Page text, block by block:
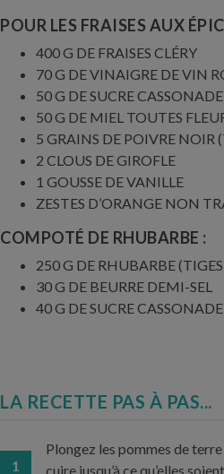
POUR LES FRAISES AUX
400 G DE FRAISES CLÉRY
70 G DE VINAIGRE DE VIN
50 G DE SUCRE CASSONADE
50 G DE MIEL TOUTES
5 GRAINS DE POIVRE NOIR
2 CLOUS DE GIROFLE
1 GOUSSE DE VANILLE
ZESTES D’ORANGE NON
COMPOTÉ DE RHUBARBE :
250 G DE RHUBARBE
30 G DE BEURRE DEMI-SEL
40 G DE SUCRE CASSONADE
LA RECETTE PAS À PAS...
1
Plongez les pommes de
cuire jusqu’à ce qu’elles